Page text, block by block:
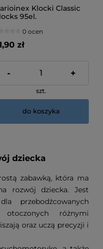
Klocki Classic
95el.
0 ocen
zł
- +
szt.
do koszyka
dziecka
zabawką, która ma
rozwój dziecka. Jest
przebodźcowanych
różnymi
oraz uczą precyzji i